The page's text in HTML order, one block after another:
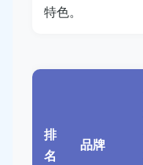
特色。
排
名
品牌